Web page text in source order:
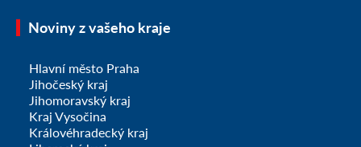
Noviny z vašeho kraje
Hlavní město Praha
Jihočeský kraj
Jihomoravský kraj
Kraj Vysočina
Královéhradecký kraj